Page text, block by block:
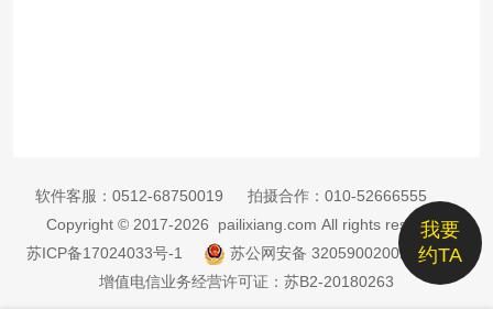
我要
约TA
软件客服： 0512-68750019 拍摄合作： 010-52666555
Copyright © 2017-2026 pailixiang.com All rights reserved
苏ICP备17024033号-1
苏公网安备 32059002002885号
增值电信业务经营许可证：苏B2-20180263